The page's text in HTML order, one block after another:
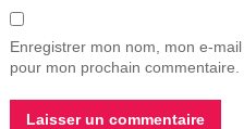
Enregistrer mon nom, mon e-
pour mon prochain commentaire.